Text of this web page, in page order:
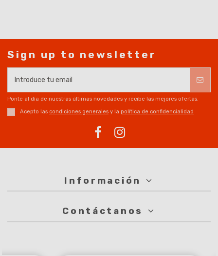
Sign up to newsletter
Ponte al día de nuestras últimas novedades y recibe las mejores ofertas.
Acepto las condiciones generales y la política de confidencialidad
Información
Contáctanos